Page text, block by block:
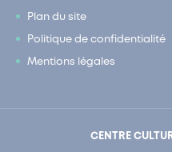
Plan du site
Politique de confidentialité
Mentions légales
CENTRE